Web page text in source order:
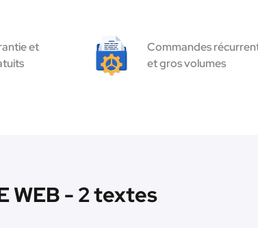
et
Commandes
et gros volumes
WEB - 2 textes